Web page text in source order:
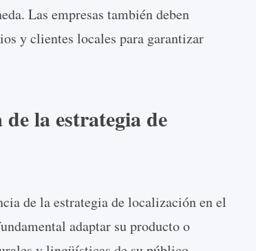
Las empresas también deben
y clientes locales para garantizar
la estrategia de
de la estrategia de localización en el
adaptar su producto o